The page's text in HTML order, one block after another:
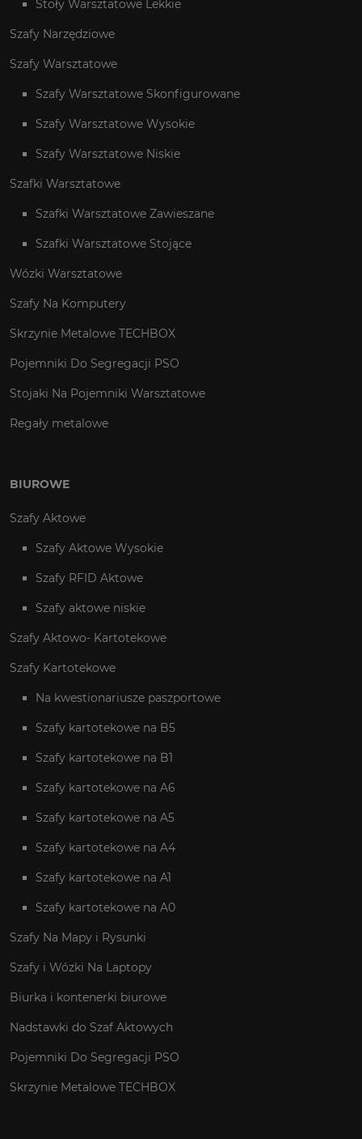
Stoły Warsztatowe Lekkie
Szafy Narzędziowe
Szafy Warsztatowe
Szafy Warsztatowe Skonfigurowane
Szafy Warsztatowe Wysokie
Szafy Warsztatowe Niskie
Szafki Warsztatowe
Szafki Warsztatowe Zawieszane
Szafki Warsztatowe Stojące
Wózki Warsztatowe
Szafy Na Komputery
Skrzynie Metalowe TECHBOX
Pojemniki Do Segregacji PSO
Stojaki Na Pojemniki Warsztatowe
Regały metalowe
BIUROWE
Szafy Aktowe
Szafy Aktowe Wysokie
Szafy RFID Aktowe
Szafy aktowe niskie
Szafy Aktowo- Kartotekowe
Szafy Kartotekowe
Na kwestionariusze paszportowe
Szafy kartotekowe na B5
Szafy kartotekowe na B1
Szafy kartotekowe na A6
Szafy kartotekowe na A5
Szafy kartotekowe na A4
Szafy kartotekowe na A1
Szafy kartotekowe na A0
Szafy Na Mapy i Rysunki
Szafy i Wózki Na Laptopy
Biurka i kontenerki biurowe
Nadstawki do Szaf Aktowych
Pojemniki Do Segregacji PSO
Skrzynie Metalowe TECHBOX